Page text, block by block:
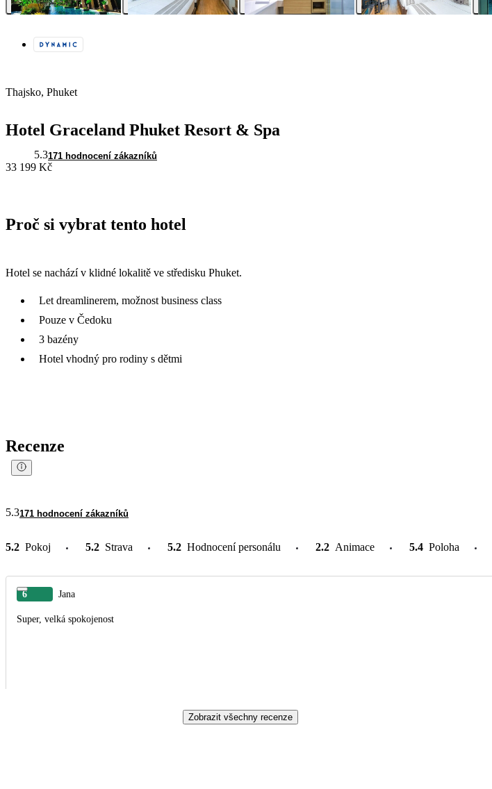
Thajsko, Phuket
Hotel Graceland Phuket Resort & Spa
5.3171 hodnocení zákazníků
33 199 Kč
Proč si vybrat tento hotel
Hotel se nachází v klidné lokalitě ve středisku Phuket.
Let dreamlinerem, možnost business class
Pouze v Čedoku
3 bazény
Hotel vhodný pro rodiny s dětmi
Recenze
5.3171 hodnocení zákazníků
5.2 Pokoj 5.2 Strava 5.2 Hodnocení personálu 2.2 Animace 5.4 Poloha
6 Jana
Super, velká spokojenost
Zobrazit všechny recenze